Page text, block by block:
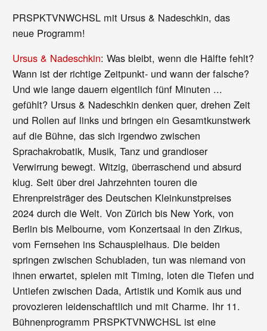
PRSPKTVNWCHSL mit Ursus & Nadeschkin, das
neue Programm!
Ursus & Nadeschkin: Was bleibt, wenn die Hälfte fehlt?
Wann ist der richtige Zeitpunkt- und wann der falsche?
Und wie lange dauern eigentlich fünf Minuten ...
gefühlt? Ursus & Nadeschkin denken quer, drehen Zeit
und Rollen auf links und bringen ein Gesamtkunstwerk
auf die Bühne, das sich irgendwo zwischen
Sprachakrobatik, Musik, Tanz und grandioser
Verwirrung bewegt. Witzig, überraschend und absurd
klug. Seit über drei Jahrzehnten touren die
Ehrenpreisträger des Deutschen Kleinkunstpreises
2024 durch die Welt. Von Zürich bis New York, von
Berlin bis Melbourne, vom Konzertsaal in den Zirkus,
vom Fernsehen ins Schauspielhaus. Die beiden
springen zwischen Schubladen, tun was niemand von
ihnen erwartet, spielen mit Timing, loten die Tiefen und
Untiefen zwischen Dada, Artistik und Komik aus und
provozieren leidenschaftlich und mit Charme. Ihr 11.
Bühnenprogramm PRSPKTVNWCHSL ist eine